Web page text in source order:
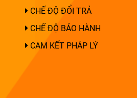
CHẾ ĐỘ ĐỔI TRẢ
CHẾ ĐỘ BẢO HÀNH
CAM KẾT PHÁP LÝ